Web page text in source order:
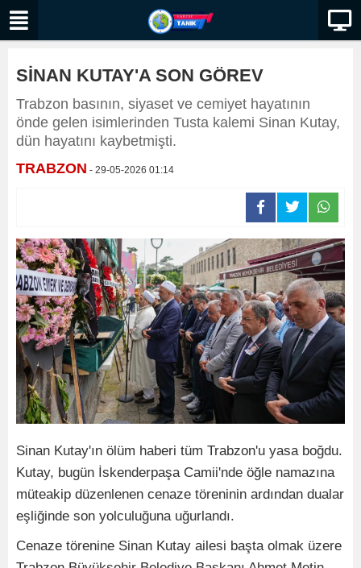
SİNAN KUTAY'A SON GÖREV
Trabzon basının, siyaset ve cemiyet hayatının
önde gelen isimlerinden Tusta kalemi Sinan Kutay,
dün hayatını kaybetmişti.
TRABZON - 29-05-2026 01:14
Sinan Kutay'ın ölüm haberi tüm Trabzon'u yasa boğdu.
Kutay, bugün İskenderpaşa Camii'nde öğle namazına
müteakip düzenlenen cenaze töreninin ardından dualar
eşliğinde son yolculuğuna uğurlandı.
Cenaze törenine Sinan Kutay ailesi başta olmak üzere